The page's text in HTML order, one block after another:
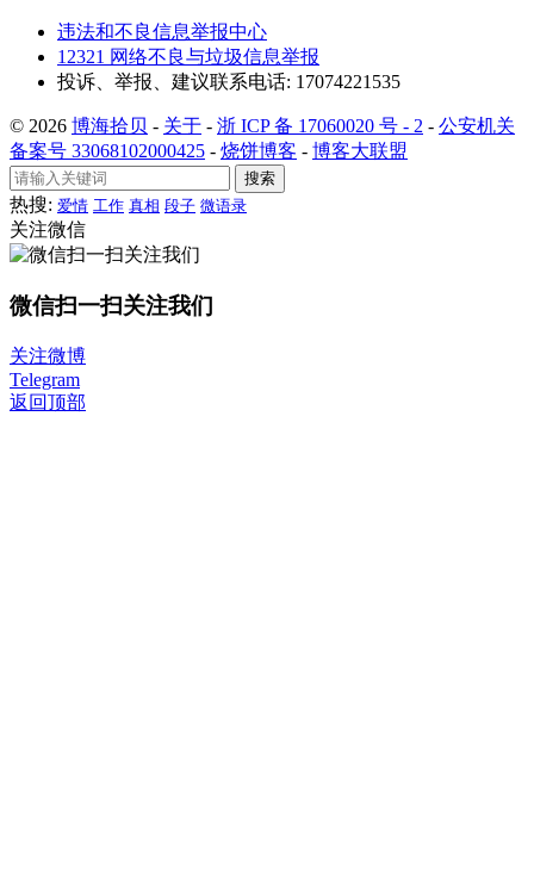
违法和不良信息举报中心
12321 网络不良与垃圾信息举报
投诉、举报、建议联系电话: 17074221535
© 2026 博海拾贝 - 关于 - 浙 ICP 备 17060020 号 - 2 - 公安机关
备案号 33068102000425 - 烧饼博客 - 博客大联盟
搜索
热搜: 爱情 工作 真相 段子 微语录
关注微信
微信扫一扫关注我们
关注微博
Telegram
返回顶部